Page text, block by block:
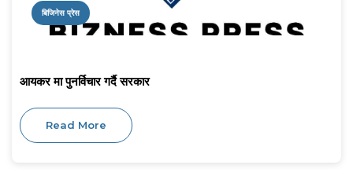
बिजिनेस प्रेस
आयकर मा पुनर्विचार गर्दै सरकार
Read More